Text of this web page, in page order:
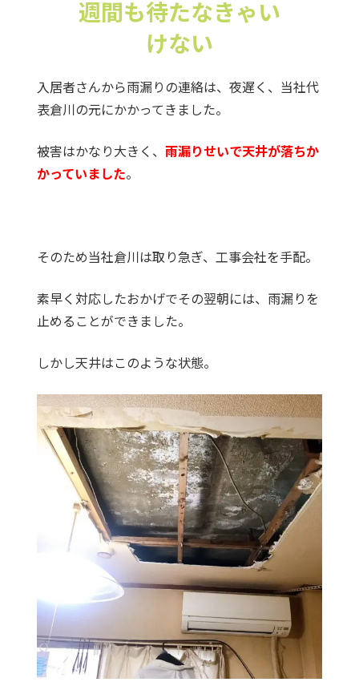
週間も待たなきゃい
けない
入居者さんから雨漏りの連絡は、夜遅く、当社代
表倉川の元にかかってきました。
被害はかなり大きく、雨漏りせいで天井が落ちか
かっていました。
そのため当社倉川は取り急ぎ、工事会社を手配。
素早く対応したおかげでその翌朝には、雨漏りを
止めることができました。
しかし天井はこのような状態。